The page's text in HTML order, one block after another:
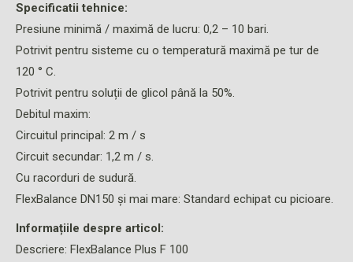
Specificatii tehnice:
Presiune minimă / maximă de lucru: 0,2 – 10 bari.
Potrivit pentru sisteme cu o temperatură maximă pe tur de
120 ° C.
Potrivit pentru soluții de glicol până la 50%.
Debitul maxim:
Circuitul principal: 2 m / s
Circuit secundar: 1,2 m / s.
Cu racorduri de sudură.
FlexBalance DN150 și mai mare: Standard echipat cu picioare.
Informațiile despre articol:
Descriere: FlexBalance Plus F 100